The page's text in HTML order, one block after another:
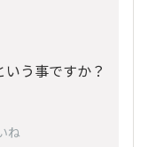
う事ですか？
ね